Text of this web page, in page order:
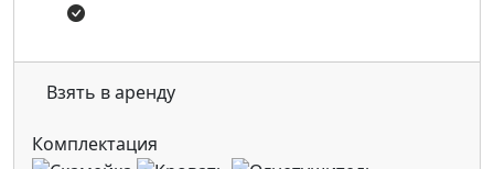
Взять в аренду
Комплектация